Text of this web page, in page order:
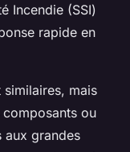
Incendie (SSI)
rapide en
similaires, mais
ou
aux grandes